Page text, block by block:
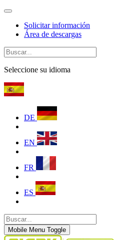
Solicitar información
Área de descargas
Seleccione su idioma
DE
EN
FR
ES
Mobile Menu Toggle